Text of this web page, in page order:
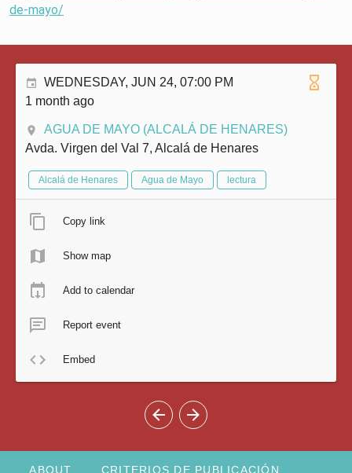
de-mayo/
WEDNESDAY, JUN 24, 07:00 PM
1 month ago
AGUA DE MAYO (ALCALÁ DE HENARES)
Avda. Virgen del Val 7, Alcalá de Henares
Alcalá de Henares Agua de Mayo lectura
Copy link
Show map
Add to calendar
Report event
Embed
ABOUT CRITERIOS DE PUBLICACIÓN